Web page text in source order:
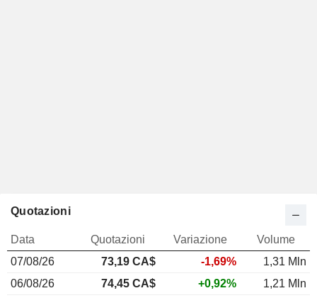
Quotazioni
Data Quotazioni Variazione
Volume
07/08/26
73,19 CA$ -1,69%
1,31 Mln
06/08/26
74,45 CA$ +0,92%
1,21 Mln